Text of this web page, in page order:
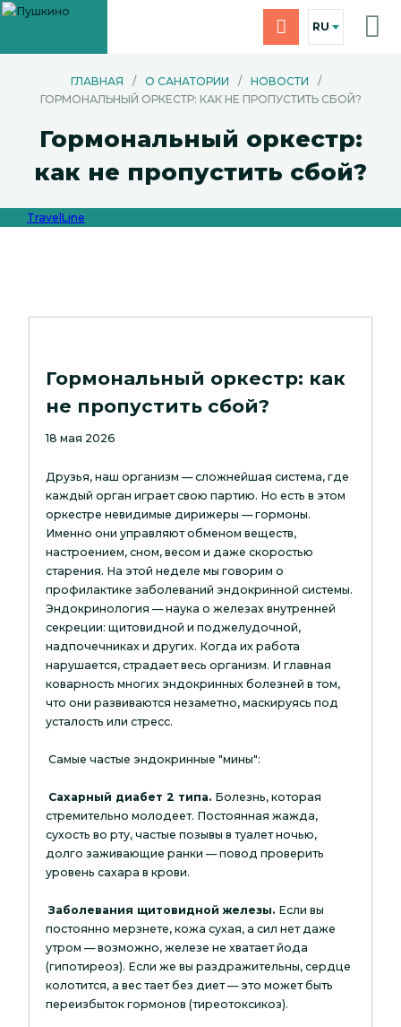
RU
ГЛАВНАЯ / О САНАТОРИИ / НОВОСТИ
/
ГОРМОНАЛЬНЫЙ ОРКЕСТР: КАК НЕ ПРОПУСТИТЬ СБОЙ?
Гормональный оркестр:
как не пропустить сбой?
TravelLine
Гормональный оркестр: как
не пропустить сбой?
18 мая 2026
Друзья, наш организм — сложнейшая система, где
каждый орган играет свою партию. Но есть в этом
оркестре невидимые дирижеры — гормоны.
Именно они управляют обменом веществ,
настроением, сном, весом и даже скоростью
старения. На этой неделе мы говорим о
профилактике заболеваний эндокринной системы.
Эндокринология — наука о железах внутренней
секреции: щитовидной и поджелудочной,
надпочечниках и других. Когда их работа
нарушается, страдает весь организм. И главная
коварность многих эндокринных болезней в том,
что они развиваются незаметно, маскируясь под
усталость или стресс.
Самые частые эндокринные "мины":
Сахарный диабет 2 типа. Болезнь, которая
стремительно молодеет. Постоянная жажда,
сухость во рту, частые позывы в туалет ночью,
долго заживающие ранки — повод проверить
уровень сахара в крови.
Заболевания щитовидной железы. Если вы
постоянно мерзнете, кожа сухая, а сил нет даже
утром — возможно, железе не хватает йода
(гипотиреоз). Если же вы раздражительны, сердце
колотится, а вес тает без диет — это может быть
переизбыток гормонов (тиреотоксикоз).